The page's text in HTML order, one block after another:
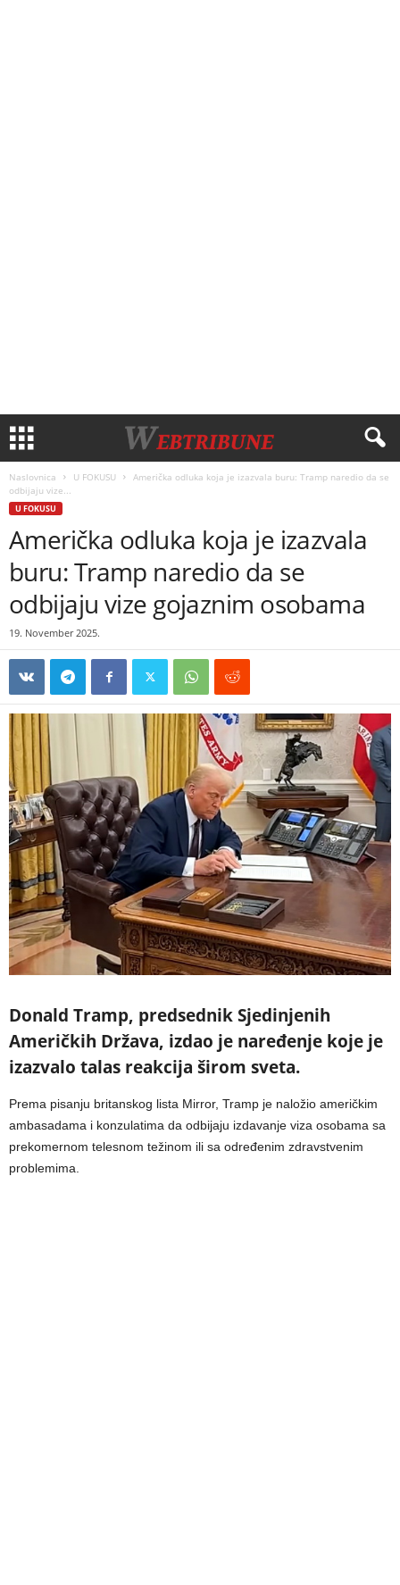
Naslovnica U FOKUSU
Američka odluka koja je izazvala buru: Tramp naredio da se
odbijaju vize...
U FOKUSU
Američka odluka koja je izazvala
buru: Tramp naredio da se
odbijaju vize gojaznim osobama
19. November 2025.
Donald Tramp, predsednik Sjedinjenih
Američkih Država, izdao je naređenje koje je
izazvalo talas reakcija širom sveta.
Prema pisanju britanskog lista Mirror, Tramp je naložio američkim
ambasadama i konzulatima da odbijaju izdavanje viza osobama sa
prekomernom telesnom težinom ili sa određenim zdravstvenim
problemima.